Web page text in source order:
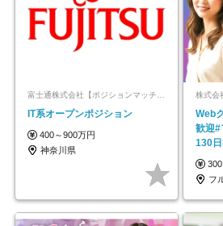
富士通株式会社【ポジションマッチ登録】
IT系オープンポジション
400～900万円
神奈川県
株式会
Web
歓迎#
130
#最大
フ